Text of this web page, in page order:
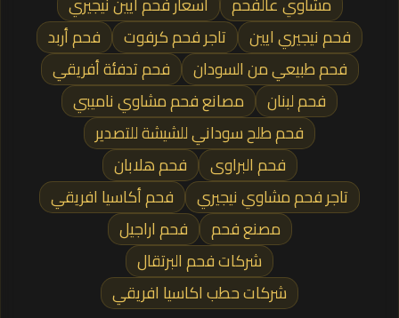
فحم نيجيري ايين
تاجر فحم كرفوت
فحم أربد
فحم طبيعي من السودان
فحم تدفئة أفريقي
فحم لبنان
مصانع فحم مشاوي ناميبي
فحم طلح سوداني للشيشة للتصدير
فحم البراوى
فحم هلابان
تاجر فحم مشاوي نيجيري
فحم أكاسيا افريقي
مصنع فحم
فحم اراجيل
شركات فحم البرتقال
شركات حطب اكاسيا افريقي